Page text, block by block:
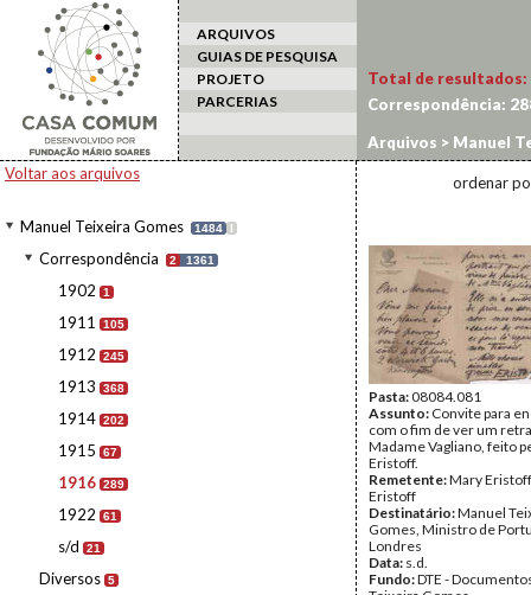
ARQUIVOS
GUIAS DE PESQUISA
PROJETO
PARCERIAS
Voltar aos arquivos
Manuel Teixeira Gomes 1484 I
Correspondência 2 1361
1902 1
1911 105
1912 245
1913 368
1914 202
1915 67
1916 289
1922 61
s/d 21
Diversos 5
Total de resultados:
Correspondência:
Arquivos > Manuel
ordenar
Pasta:08084.081
Assunto: Convite para
com o fim de ver um
Madame Vagliano, feito
Eristoff.
Remetente:Mary
Eristoff
Destinatário:Manuel
Gomes, Ministro de
Londres
Data: s.d.
Fundo:DTE -